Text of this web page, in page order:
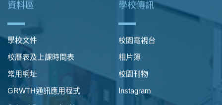
資料區
學校文件
校曆表及上課時間表
常用網址
GRWTH通訊應用程式
學校傳訊
校園電視台
相片簿
校園刊物
Instagram